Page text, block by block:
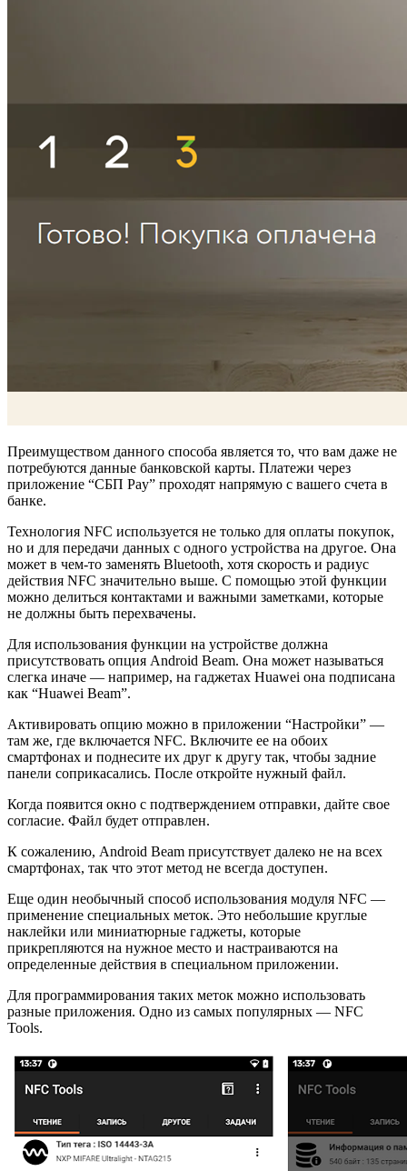
Преимуществом данного способа является то, что вам даже не
потребуются данные банковской карты. Платежи через
приложение “СБП Pay” проходят напрямую с вашего счета в
банке.
Технология NFC используется не только для оплаты покупок,
но и для передачи данных с одного устройства на другое. Она
может в чем-то заменять Bluetooth, хотя скорость и радиус
действия NFC значительно выше. С помощью этой функции
можно делиться контактами и важными заметками, которые
не должны быть перехвачены.
Для использования функции на устройстве должна
присутствовать опция Android Beam. Она может называться
слегка иначе — например, на гаджетах Huawei она подписана
как “Huawei Beam”.
Активировать опцию можно в приложении “Настройки” —
там же, где включается NFC. Включите ее на обоих
смартфонах и поднесите их друг к другу так, чтобы задние
панели соприкасались. После откройте нужный файл.
Когда появится окно с подтверждением отправки, дайте свое
согласие. Файл будет отправлен.
К сожалению, Android Beam присутствует далеко не на всех
смартфонах, так что этот метод не всегда доступен.
Еще один необычный способ использования модуля NFC —
применение специальных меток. Это небольшие круглые
наклейки или миниатюрные гаджеты, которые
прикрепляются на нужное место и настраиваются на
определенные действия в специальном приложении.
Для программирования таких меток можно использовать
разные приложения. Одно из самых популярных — NFC
Tools.